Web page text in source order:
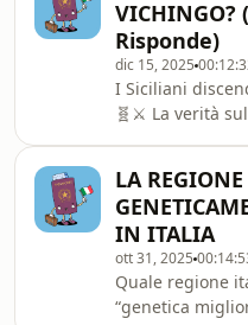
VICHINGO?
Risponde)
dic 15, 2025
I Siciliani
🧬⚔️ La verità
dei Vichinghi –
Sicilia e
cosa resta oggi
genetica? La
👉 Vuoi
Italy in un
LA REGIONE
IN ITALIA
ott 31, 2025
Quale regione
“genetica